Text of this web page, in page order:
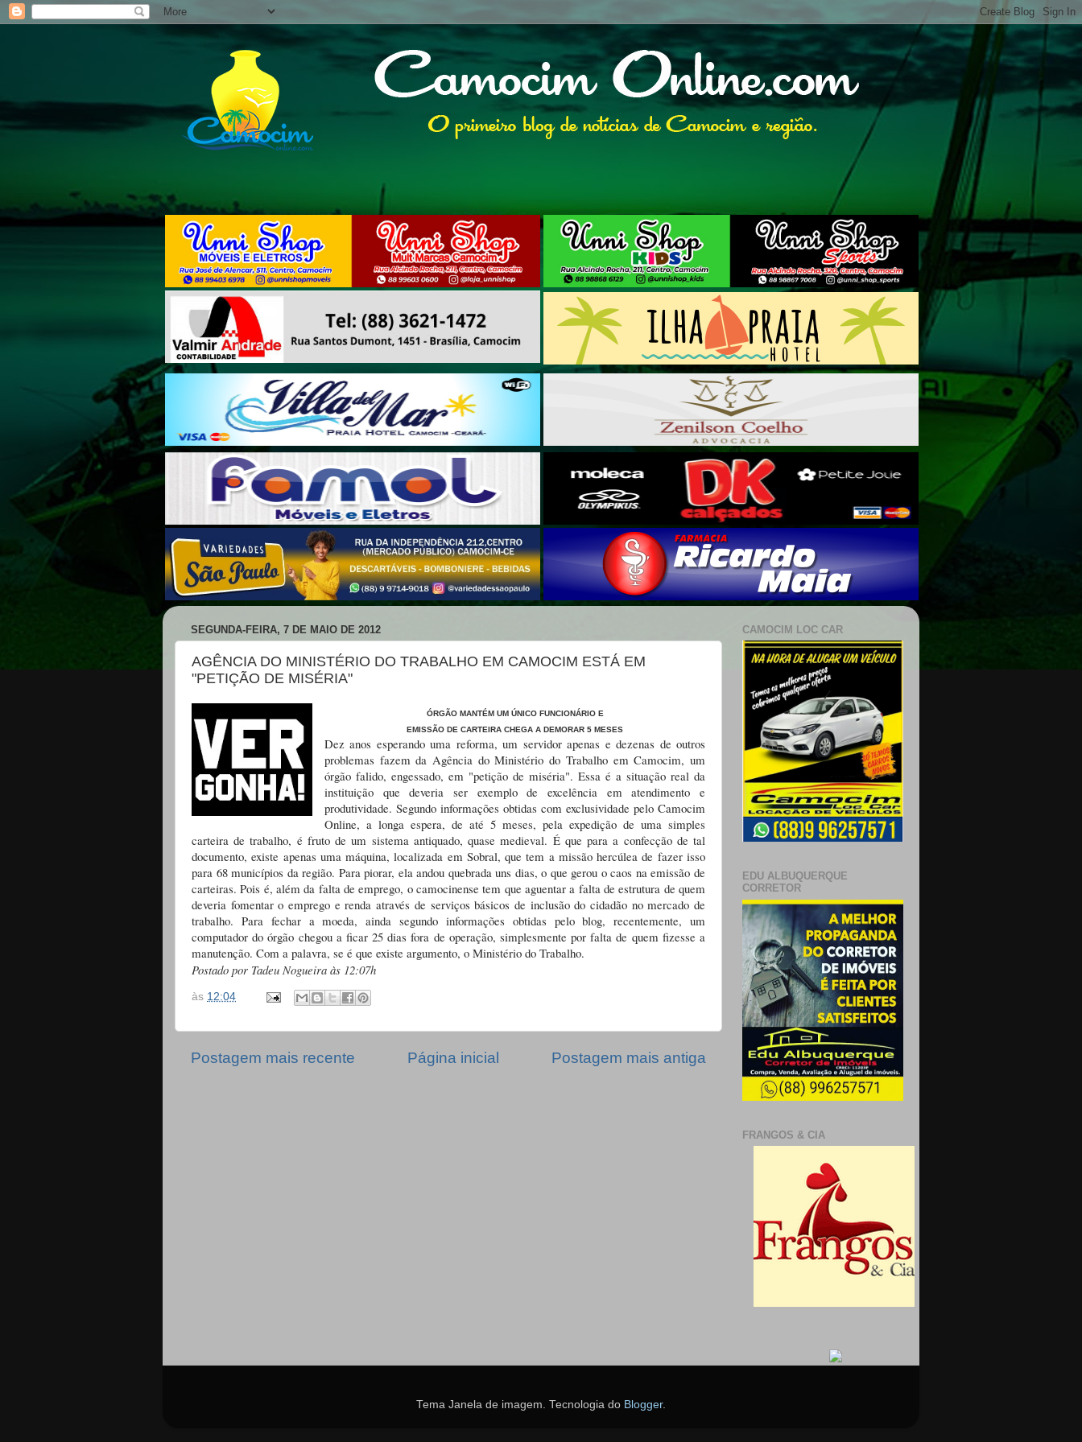
SEGUNDA-FEIRA, 7 DE MAIO DE 2012
AGÊNCIA DO MINISTÉRIO DO TRABALHO EM CAMOCIM ESTÁ EM
"PETIÇÃO DE MISÉRIA"
ÓRGÃO MANTÉM UM ÚNICO FUNCIONÁRIO E
EMISSÃO DE CARTEIRA CHEGA A DEMORAR 5 MESES
Dez anos esperando uma reforma, um servidor apenas e dezenas de outros
problemas fazem da Agência do Ministério do Trabalho em Camocim, um
órgão falido, engessado, em "petição de miséria". Essa é a situação real da
instituição que deveria ser exemplo de excelência em atendimento e
produtividade. Segundo informações obtidas com exclusividade pelo Camocim
Online, a longa espera, de até 5 meses, pela expedição de uma simples
carteira de trabalho, é fruto de um sistema antiquado, quase medieval. É que para a confecção de tal
documento, existe apenas uma máquina, localizada em Sobral, que tem a missão hercúlea de fazer isso
para 68 municípios da região. Para piorar, ela andou quebrada uns dias, o que gerou o caos na emissão de
carteiras. Pois é, além da falta de emprego, o camocinense tem que aguentar a falta de estrutura de quem
deveria fomentar o emprego e renda através de serviços básicos de inclusão do cidadão no mercado de
trabalho. Para fechar a moeda, ainda segundo informações obtidas pelo blog, recentemente, um
computador do órgão chegou a ficar 25 dias fora de operação, simplesmente por falta de quem fizesse a
manutenção. Com a palavra, se é que existe argumento, o Ministério do Trabalho.
Postado por Tadeu Nogueira às 12:07h
às 12:04
Postagem mais recente Postagem mais antiga
Página inicial
CAMOCIM LOC CAR
EDU ALBUQUERQUE
CORRETOR
FRANGOS & CIA
Tema Janela de imagem. Tecnologia do Blogger.